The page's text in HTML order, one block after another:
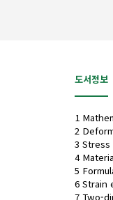
도서정보
1
2
3 Stress
4
5
6 Strain
7 Two-